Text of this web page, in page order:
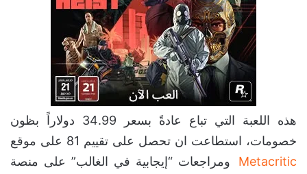
هذه اللعبة التي تباع عادةً بسعر 34.99 دولاراً بظون
خصومات، استطاعت ان تحصل على تقييم 81 على موقع
Metacritic
ومراجعات “إيجابية في الغالب” على منصة